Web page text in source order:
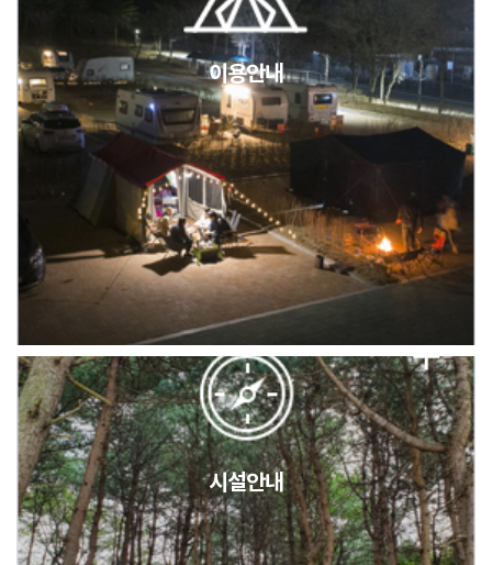
2026년 5월 캠핑장 안점 점검의 날 변경 안내
캠핑장(9월1일~6일) 미운영 공지
[6/1]전산시스템 점검 및 안정화에 따른 서비스 이용 제한 안내
이용안내
시설안내